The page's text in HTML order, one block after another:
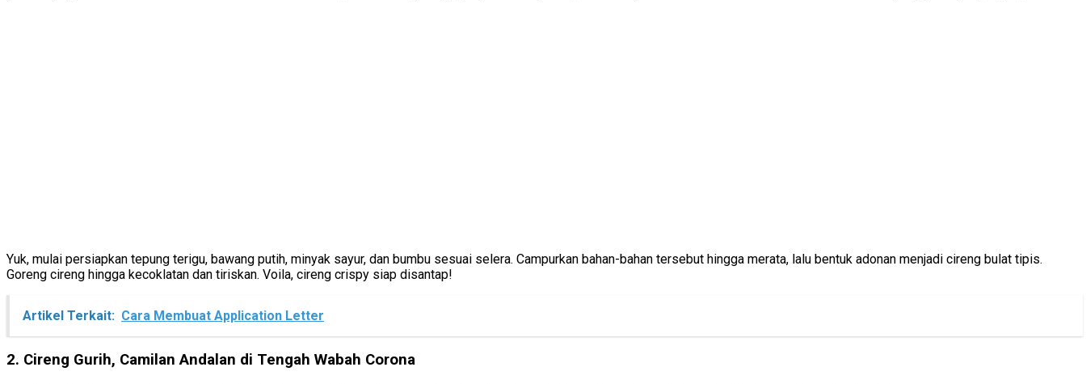
Yuk, mulai persiapkan tepung terigu, bawang putih, minyak sayur, dan bumbu sesuai selera. Campurkan bahan-bahan tersebut hingga merata, lalu bentuk adonan menjadi cireng bulat tipis.
Goreng cireng hingga kecoklatan dan tiriskan. Voila, cireng crispy siap disantap!
Artikel Terkait: Cara Membuat Application Letter
2. Cireng Gurih, Camilan Andalan di Tengah Wabah Corona